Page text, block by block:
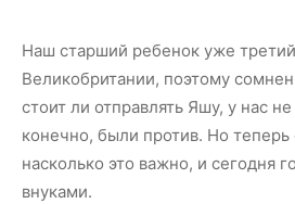
Наш старший ребенок уже третий
Великобритании, поэтому
стоит ли отправлять Яшу, у нас
конечно, были против. Но теперь
насколько это важно, и сегодня
внуками.